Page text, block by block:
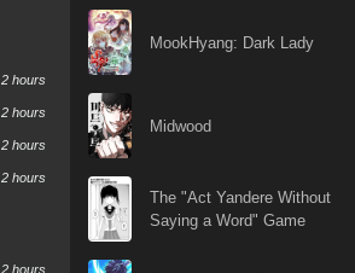
2 hours
2 hours
2 hours
2 hours
2 hours
MookHyang: Dark Lady
Midwood
The "Act Yandere Without
Saying a Word" Game